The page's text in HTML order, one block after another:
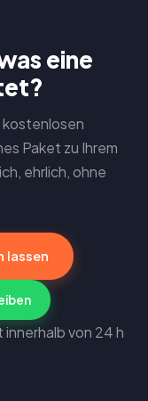
eine
kostenlosen
Paket zu Ihrem
ehrlich, ohne
lassen
innerhalb von 24 h